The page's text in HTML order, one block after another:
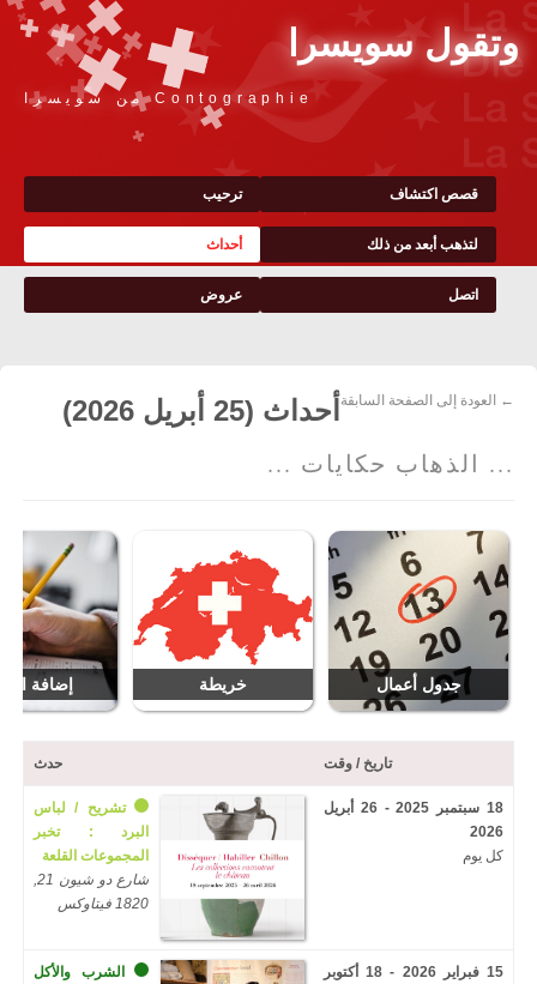
وتقول سويسرا
Contographie من سويسرا
ترحيب قصص اكتشاف
أحداث لتذهب أبعد من ذلك
عروض اتصل
← العودة إلى الصفحة السابقة
أحداث (25 أبريل 2026)
... الذهاب حكايات ...
جدول أعمال خريطة إضافة
تاريخ / وقت حدث
18 سبتمبر 2025 - 26 أبريل
2026
كل يوم
تشريح / لباس
البرد : تخبر
المجموعات القلعة
شارع دو شيون 21,
1820 فيتاوكس
15 فبراير 2026 - 18 أكتوبر
الشرب والأكل